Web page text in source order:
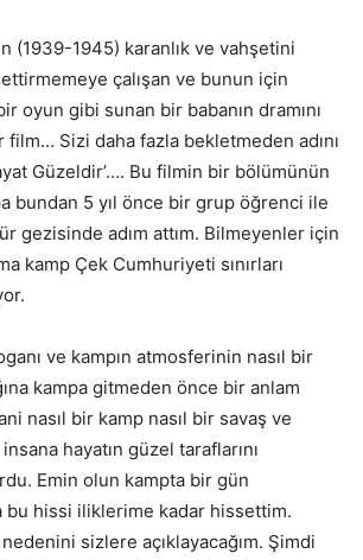
(1939-1945) karanlık ve vahşetini
çalışan ve bunun için
oyun gibi sunan bir babanın dramını
Sizi daha fazla bekletmeden adını
Güzeldir’…. Bu filmin bir bölümünün
bundan 5 yıl önce bir grup öğrenci ile
gezisinde adım attım. Bilmeyenler için
kamp Çek Cumhuriyeti sınırları
ve kampın atmosferinin nasıl bir
kampa gitmeden önce bir anlam
nasıl bir kamp nasıl bir savaş ve
hayatın güzel taraflarını
Emin olun kampta bir gün
hissi iliklerime kadar hissettim.
nedenini sizlere açıklayacağım. Şimdi